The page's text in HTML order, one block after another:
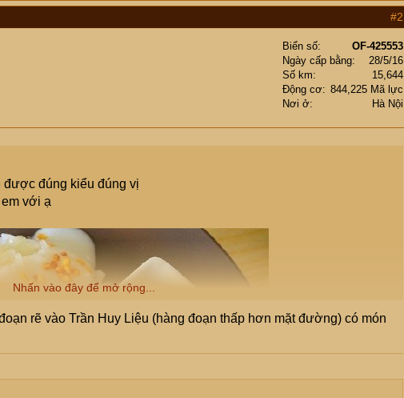
#2
Biển số
OF-425553
Ngày cấp bằng
28/5/16
Số km
15,644
Động cơ
844,225 Mã lực
Nơi ở
Hà Nội
đúng kiểu đúng vị
với ạ
Nhấn vào đây để mở rộng...
rẽ vào Trần Huy Liệu (hàng đoạn thấp hơn mặt đường) có món